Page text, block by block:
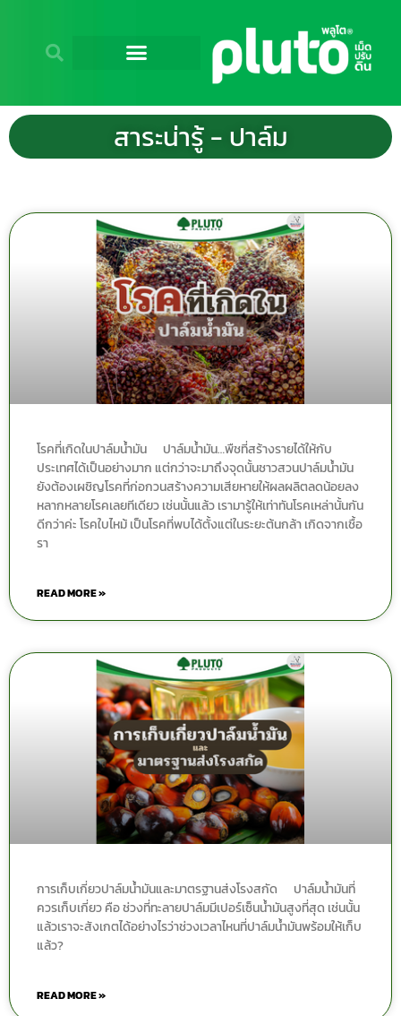
สาระน่ารู้ - ปาล์ม
โรคที่เกิดในปาล์มน้ำมัน ปาล์มน้ำมัน…พืชที่สร้างรายได้ให้กับ
ประเทศได้เป็นอย่างมาก แต่กว่าจะมาถึงจุดนั้นชาวสวนปาล์มน้ำมัน
ยังต้องเผชิญโรคที่ก่อกวนสร้างความเสียหายให้ผลผลิตลดน้อยลง
หลากหลายโรคเลยทีเดียว เช่นนั้นแล้ว เรามารู้ให้เท่าทันโรคเหล่านั้นกัน
ดีกว่าค่ะ โรคใบไหม้ เป็นโรคที่พบได้ตั้งแต่ในระยะต้นกล้า เกิดจากเชื้อ
รา
READ MORE »
การเก็บเกี่ยวปาล์มน้ำมันและมาตรฐานส่งโรงสกัด ปาล์มน้ำมันที่
ควรเก็บเกี่ยว คือ ช่วงที่ทะลายปาล์มมีเปอร์เซ็นน้ำมันสูงที่สุด เช่นนั้น
แล้วเราจะสังเกตได้อย่างไรว่าช่วงเวลาไหนที่ปาล์มน้ำมันพร้อมให้เก็บ
แล้ว?
READ MORE »